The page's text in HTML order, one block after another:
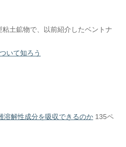
土鉱物で、以前紹介したベントナ
いて知ろう
溶解性成分を吸収できるのか 135ペ